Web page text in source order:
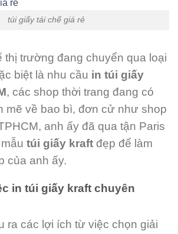
túi giấy tái chế giá rẻ
thị trường đang chuyển qua loại
biệt là nhu cầu in túi giấy
, các shop thời trang đang có
mẽ về bao bì, đơn cử như shop
anh ấy đã qua tận Paris
túi giấy kraft đẹp để làm
của anh ấy.
in túi giấy kraft chuyên
ra các lợi ích từ việc chọn giải